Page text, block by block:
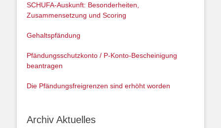
SCHUFA-Auskunft: Besonderheiten,
Zusammensetzung und Scoring
Gehaltspfändung
Pfändungsschutzkonto / P-Konto-Bescheinigung
beantragen
Die Pfändungsfreigrenzen sind erhöht worden
Archiv Aktuelles